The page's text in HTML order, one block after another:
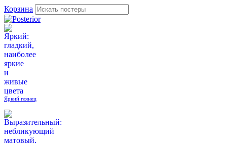
Корзина
Яркий глянец